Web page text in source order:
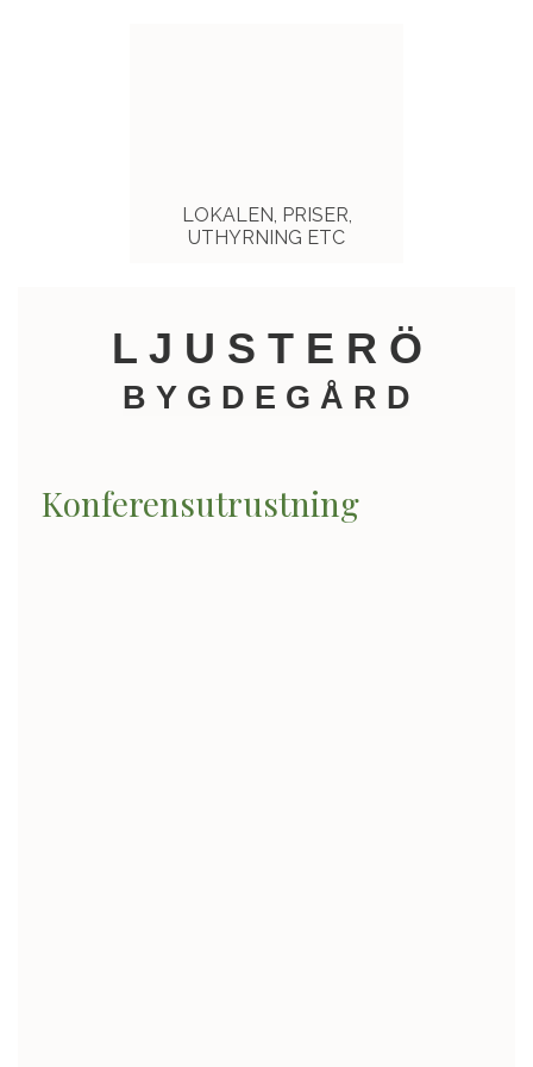
LOKALEN, PRISER,
UTHYRNING ETC
L J U S T E R Ö
B Y G D E G Å R D
Konferensutrustning